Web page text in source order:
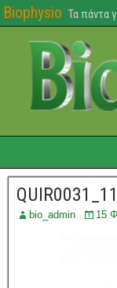
Biophysio Τα πάντα
bio_admin 15